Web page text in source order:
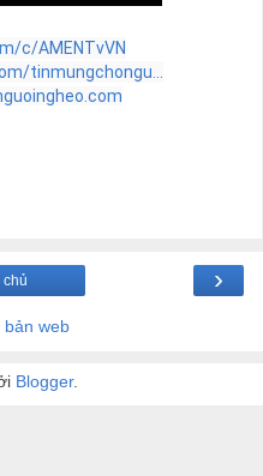
c/AMENTvVN​​​
tinmungchongu...
›
chủ
bản web
Blogger.